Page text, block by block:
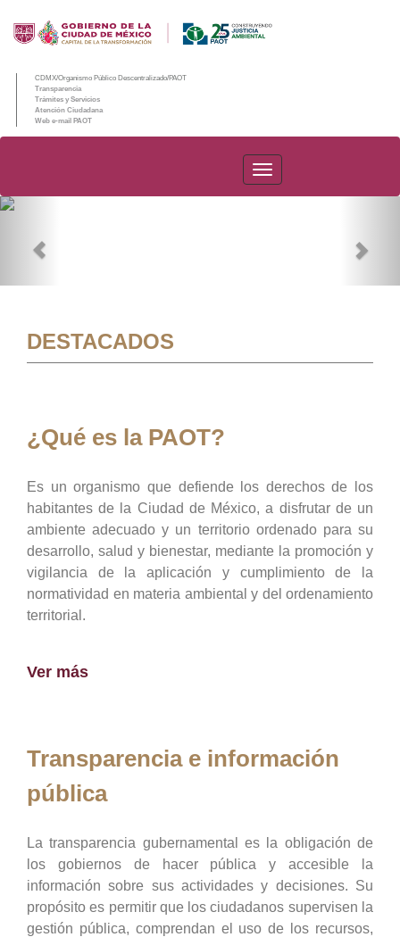
CDMX/Organismo Público Descentralizado/PAOT
Transparencia
Trámites y Servicios
Atención Ciudadana
Web e-mail PAOT
PAOT
DESTACADOS
¿Qué es la PAOT?
Es un organismo que defiende los derechos de los
habitantes de la Ciudad de México, a disfrutar de un
ambiente adecuado y un territorio ordenado para su
desarrollo, salud y bienestar, mediante la promoción y
vigilancia de la aplicación y cumplimiento de la
normatividad en materia ambiental y del ordenamiento
territorial.
Ver más
Transparencia e información
pública
La transparencia gubernamental es la obligación de
los gobiernos de hacer pública y accesible la
información sobre sus actividades y decisiones. Su
propósito es permitir que los ciudadanos supervisen la
gestión pública, comprendan el uso de los recursos,